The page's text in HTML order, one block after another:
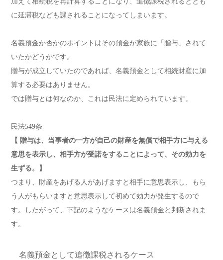
に延滞税なども課されることになってしまいます。
名義預金か否かのポイントはその預金が家族に「贈与」されて
いたかどうかです。
贈与が成立していたのであれば、名義預金として相続財産に加
算する必要はありません。
では贈与とは何なのか、これは民法に定められています。
民法549条
【 贈与は、当事者の一方が自己の財産を無償で相手方に与える
意思を表示し、相手方が受諾をすることによって、その効力を
生ずる。】
つまり、財産をあげる人があげますと相手に意思表示し、もら
う人がもらいますと意思表示して初めて効力が発生するので
す。したがって、下記のようなケースは名義預金と判断されま
す。
名義預金として追徴課税されるケース